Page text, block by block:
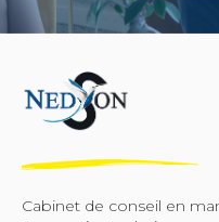
Cabinet de conseil en